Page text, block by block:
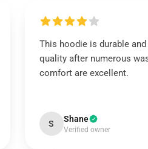
This hoodie is durable
quality after numerous
comfort are excellent.
S Shane
Verified owner